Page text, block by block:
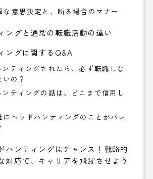
な意思決定と、断る場合のマナー
ングと通常の転職活動の違い
ングに関するQ&A
ティングされたら、必ず転職しな
の？
ティングの話は、どこまで信用し
ヘッドハンティングのことがバレ
ハンティングはチャンス！戦略的
対応で、キャリアを飛躍させよう